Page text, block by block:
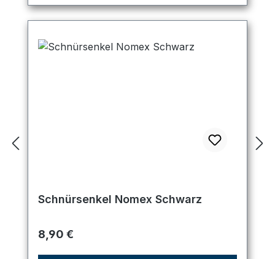
Schnürsenkel Nomex Schwarz
Regulärer Preis:
8,90 €